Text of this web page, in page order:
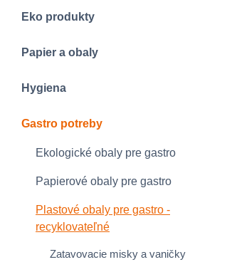
Eko produkty
Papier a obaly
Hygiena
Gastro potreby
Ekologické obaly pre gastro
Papierové obaly pre gastro
Plastové obaly pre gastro -
recyklovateľné
Zatavovacie misky a vaničky